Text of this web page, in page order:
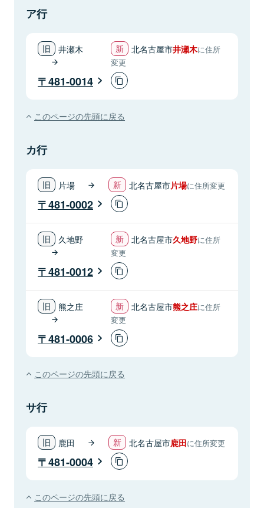
ア行
井瀬木 北名古屋市井瀬木に住所
変更
481-0014
このページの先頭に戻る
カ行
片場 北名古屋市片場に住所変更
481-0002
久地野 北名古屋市久地野に住所
変更
481-0012
熊之庄 北名古屋市熊之庄に住所
変更
481-0006
このページの先頭に戻る
サ行
鹿田 北名古屋市鹿田に住所変更
481-0004
このページの先頭に戻る